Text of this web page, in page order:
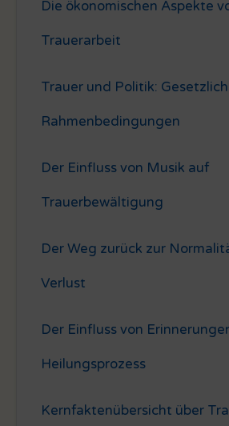
Die ökonomischen Aspekte
Trauerarbeit
Trauer und Politik:
Rahmenbedingungen
Der Einfluss von Musik auf
Trauerbewältigung
Der Weg zurück zur
Verlust
Der Einfluss von
Heilungsprozess
Kernfaktenübersicht über